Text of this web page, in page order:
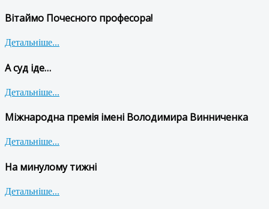
Вітаймо Почесного професора!
Детальніше...
А суд іде…
Детальніше...
Міжнародна премія імені Володимира Винниченка
Детальніше...
На минулому тижні
Детальніше...